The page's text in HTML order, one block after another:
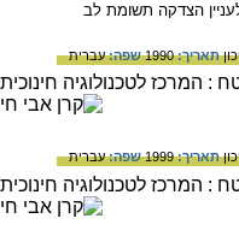
הצדקה תשומת לב
תאריך:1990 שפה:עברית
תאריך:1999 שפה:עברית